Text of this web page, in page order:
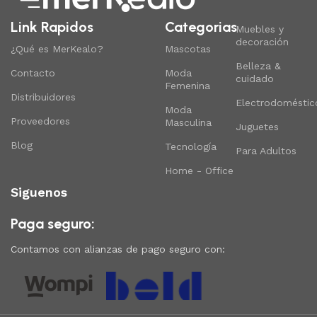
Link Rapidos
¿Qué es MerKealo?
Contacto
Distribuidores
Proveedores
Blog
Categorias
Mascotas
Moda
Femenina
Moda
Masculina
Tecnología
Home - Office
Muebles y
decoración
Belleza &
cuidado
Juguetes
Para Adultos
Siguenos
Paga seguro:
Contamos con alianzas de pago seguro con: